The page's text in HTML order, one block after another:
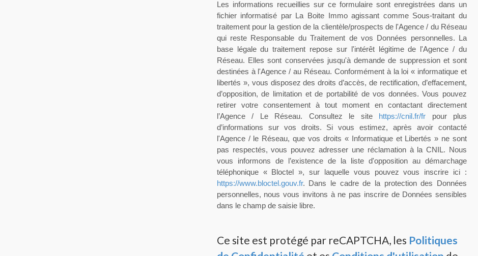
Les informations recueillies sur ce formulaire sont enregistrées dans un
fichier informatisé par La Boite Immo agissant comme Sous-traitant du
traitement pour la gestion de la clientèle/prospects de l'Agence / du Réseau
qui reste Responsable du Traitement de vos Données personnelles. La
base légale du traitement repose sur l'intérêt légitime de l'Agence / du
Réseau. Elles sont conservées jusqu'à demande de suppression et sont
destinées à l'Agence / au Réseau. Conformément à la loi « informatique et
libertés », vous disposez des droits d’accès, de rectification, d’effacement,
d’opposition, de limitation et de portabilité de vos données. Vous pouvez
retirer votre consentement à tout moment en contactant directement
l’Agence / Le Réseau. Consultez le site
https://cnil.fr/fr pour plus
d’informations sur vos droits. Si vous estimez, après avoir contacté
l'Agence / le Réseau, que vos droits « Informatique et Libertés » ne sont
pas respectés, vous pouvez adresser une réclamation à la CNIL. Nous
vous informons de l’existence de la liste d'opposition au démarchage
téléphonique « Bloctel », sur laquelle vous pouvez vous inscrire ici :
https://www.bloctel.gouv.fr. Dans le cadre de la protection des Données
personnelles, nous vous invitons à ne pas inscrire de Données sensibles
dans le champ de saisie libre.
Ce site est protégé par reCAPTCHA, les Politiques